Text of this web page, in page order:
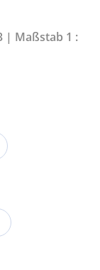
| Maßstab 1 :